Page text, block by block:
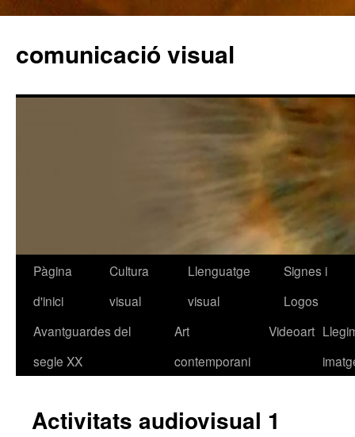
comunicació visual
Vés
contingut
Pàgina
d'inici
Cultura
visual
Llenguatge
visual
Signes i
Logos
Avantguardes del
segle XX
Art
contemporani
Videoart
Activitats audiovisual 1